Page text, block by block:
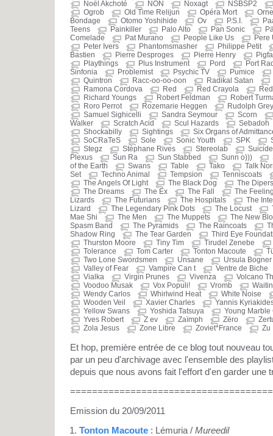
Noël Akchoté NON Noxagt
NSBSP2
Ogrob
Old Time Relijun Opéra Mort
Bondage
Otomo Yoshihide Ov P.S.I.
Teens
Painkiller Palo Alto Pan Sonic
Comelade
Pat Murano People Like Us
Pere
Peter Ivers
Phantomsmasher
Philippe Petit
Bastien
Pierre Desproges Pierre Henry
Playthings
Plus Instrument Pord
Port
Sinfonia
Problemist Psychic TV
Pumice
Quintron
Racc-oo-oo-oon
Radikal Satan
Ramona Cordova
Red Red Crayola
Richard Youngs
Robert Feldman
Robert
Roro Perrot
Rozemarie Heggen
Rudolph Grey
Samuel Sighicelli
Sandra Seymour
Scorn
Walker
Scratch Acid Scul Hazards
Sebadoh
Shockabilly
Sightings
Six Organs of
SoCRaTeS
Sole Sonic Youth SPK
Stegz
Stéphane Rives Stereolab
Suicide
Plexus
Sun Ra Sun Stabbed Sunn o)))
of the Earth
Swans Table Tako
Talk
Set
Techno Animal Tempsion
Tenniscoats
The Angels Of Light
The Black Dog
The Dipers
The Dreams
The Ex The Fall
The
Lizards
The Futurians The Hospitals
The
Lizard
The Legendary Pink Dots The Locust
Mae Shi
The Men The Muppets
The New
Spasm Band
The Pyramids The Raincoats
Shadow Ring
The Tear Garden
Third Eye
Thurston Moore
Tiny Tim
Tirudel Zenebe
Tolerance
Tom Carter Tonton Macoute
Two Lone Swordsmen
Unsane
Ursula Bogner
Valley of Fear
Vampire Can t
Ventre de Biche
Vialka
Virgin Prunes Vivenza
Volcano
Voodoo Musak
Vox Populi! Vromb
Wendy Carlos
Whirlwind Heat
White Noise
Wooden Veil
Xavier Charles
Yannis
Yellow Swans
Yoshida Tatsuya
Young Marble
Yves Robert
Z ev Zaïmph Zëro
Zola Jesus
Zone Libre Zoviet*France Zu
Et hop, première entrée de ce blog tout nouveau
par un peu d'archivage avec l'ensemble des
depuis que nous avons fait l'effort d'en garder une
Emission du 20/09/2011
Tonton Macoute : Lémuria / Mureedil